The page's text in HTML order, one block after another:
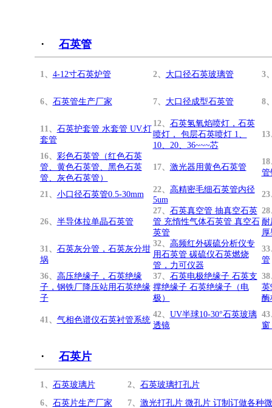
· 石英管
1、 4-12寸石英炉管 2、 大口径石英玻璃管 3
6、 石英管生产厂家 7、 大口径成型石英管 8
11、 石英护套管 水套管 UV.灯
套管
12、 石英氢氧焰喷灯，石英
喷灯， 包层石英喷灯 1、
10、20、36~~~芯
16、 彩色石英管（红色石英
管、黄色石英管、黑色石英
管、灰色石英管）
17、 激光器用黄色石英管
管
21、 小口径石英管0.5-30mm
22、 高精密毛细石英管内径
5um
23
26、 半导体拉单晶石英管
27、 石英真空管 抽真空石英
管 充惰性气体石英管 真空石
英管
28
厚
31、 石英灰分管，石英灰分坩
埚
32、 高频红外碳硫分析仪专
用石英管 碳硫仪石英燃烧
管，力可仪器
33
管
36、 高压绝缘子，石英绝缘
子，钢铁厂降压站用石英绝缘
子
37、 石英电极绝缘子 石英支
撑绝缘子 石英绝缘子（电
极）
38
英
酶
41、 气相色谱仪石英衬管系统
42、 UV半球10-30°石英玻璃
透镜
43
· 石英片
1、 石英玻璃片 2、 石英玻璃打孔片
6、 石英片生产厂家 7、 激光打孔片 微孔片 订制订做各种